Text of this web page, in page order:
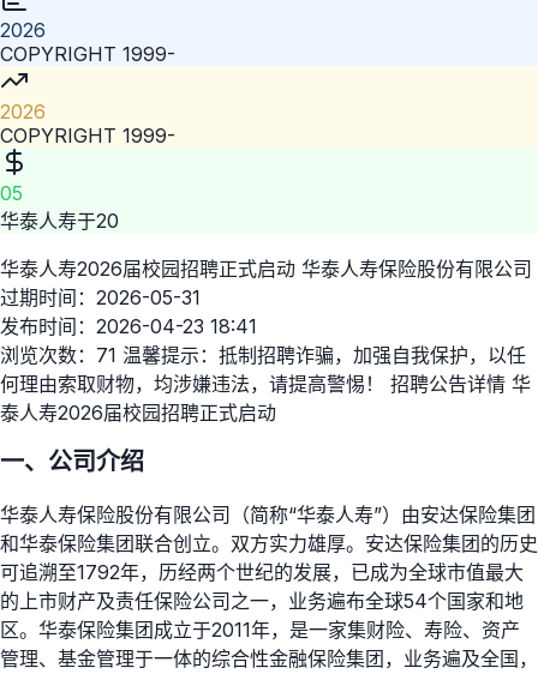
2026
COPYRIGHT 1999-
2026
COPYRIGHT 1999-
05
华泰人寿于20
华泰人寿2026届校园招聘正式启动 华泰人寿保险股份有限公司
过期时间：2026-05-31
发布时间：2026-04-23 18:41
浏览次数：71 温馨提示：抵制招聘诈骗，加强自我保护，以任
何理由索取财物，均涉嫌违法，请提高警惕！ 招聘公告详情 华
泰人寿2026届校园招聘正式启动
一、公司介绍
华泰人寿保险股份有限公司（简称“华泰人寿”）由安达保险集团
和华泰保险集团联合创立。双方实力雄厚。安达保险集团的历史
可追溯至1792年，历经两个世纪的发展，已成为全球市值最大
的上市财产及责任保险公司之一，业务遍布全球54个国家和地
区。华泰保险集团成立于2011年，是一家集财险、寿险、资产
管理、基金管理于一体的综合性金融保险集团，业务遍及全国，